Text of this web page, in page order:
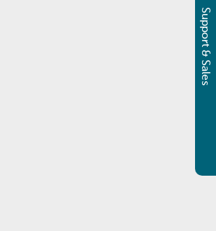
Support & Sales